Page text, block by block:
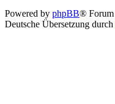
Powered by phpBB®
Deutsche Übersetzung durch